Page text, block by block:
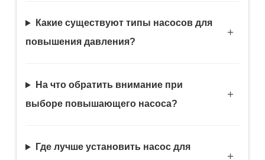
Какие существуют типы насосов для
повышения давления?
На что обратить внимание при
выборе повышающего насоса?
Где лучше установить насос для